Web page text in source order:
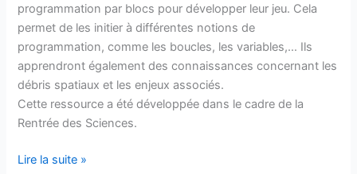
programmation par blocs pour développer leur jeu. Cela
permet de les initier à différentes notions de
programmation, comme les boucles, les variables,… Ils
apprendront également des connaissances concernant les
débris spatiaux et les enjeux associés.
Cette ressource a été développée dans le cadre de la
Rentrée des Sciences.
Lire la suite »